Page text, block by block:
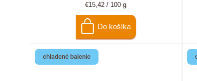
o
t
Jednotková
€15,42 / 100 g
Do košíka
chladené balenie